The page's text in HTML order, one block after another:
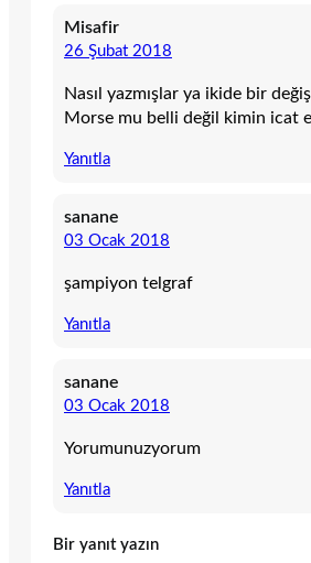
Misafir
26 Şubat 2018
Nasıl yazmışlar ya ikide bir
Morse mu belli değil kimin icat
Yanıtla
sanane
03 Ocak 2018
şampiyon telgraf
Yanıtla
sanane
03 Ocak 2018
Yorumunuzyorum
Yanıtla
Bir yanıt yazın